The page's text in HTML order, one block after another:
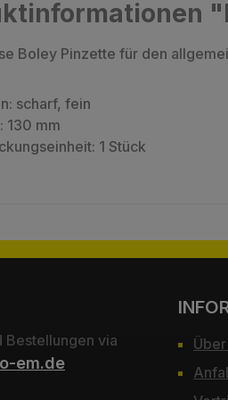
Boley Pinzette für den
scharf, fein
130 mm
1 Stück
Bestellungen via
em.de